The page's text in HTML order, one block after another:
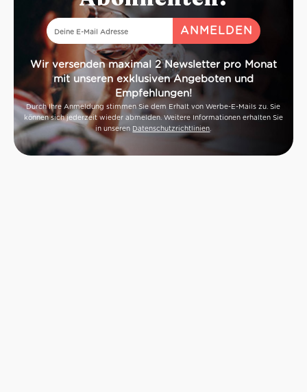
Wir versenden maximal 2 Newsletter pro Monat
mit unseren exklusiven Angeboten und
Empfehlungen!
Durch Ihre Anmeldung stimmen Sie dem Erhalt von Werbe-E-Mails zu. Sie
können sich jederzeit wieder abmelden. Weitere Informationen erhalten Sie
in unseren Datenschutzrichtlinien